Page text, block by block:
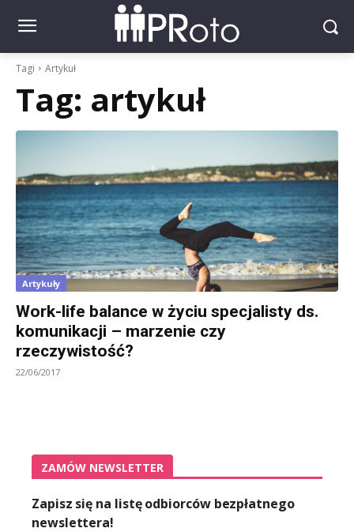
Tagi Artykuł
Tag: artykuł
Artykuły
Work-life balance w życiu specjalisty ds.
komunikacji – marzenie czy
rzeczywistość?
22/06/2017
ZAMÓW NEWSLETTER
Zapisz się na listę odbiorców bezpłatnego
newslettera!